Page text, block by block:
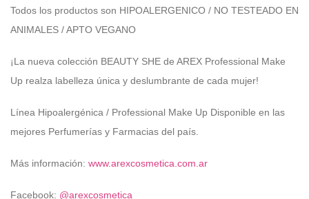
Todos los productos son HIPOALERGENICO / NO TESTEADO EN
ANIMALES / APTO VEGANO
¡La nueva colección BEAUTY SHE de AREX Professional Make
Up realza labelleza única y deslumbrante de cada mujer!
Línea Hipoalergénica / Professional Make Up Disponible en las
mejores Perfumerías y Farmacias del país.
Más información: www.arexcosmetica.com.ar
Facebook: @arexcosmetica